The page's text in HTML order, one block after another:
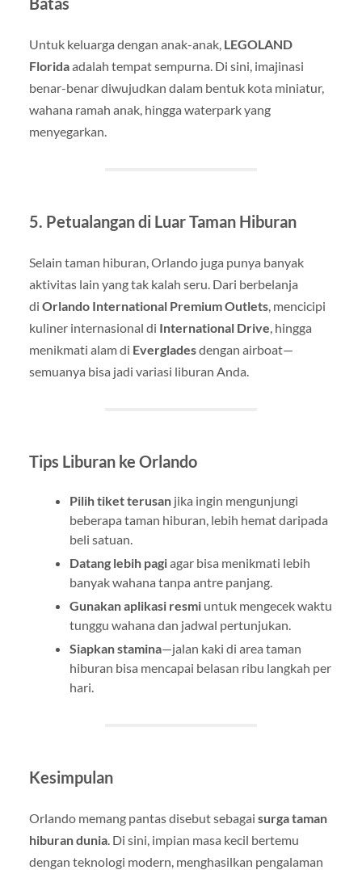
Untuk keluarga dengan anak-anak, LEGOLAND
Floridaadalah tempat sempurna. Di sini, imajinasi
benar-benar diwujudkan dalam bentuk kota miniatur,
wahana ramah anak, hingga waterpark yang
menyegarkan.
5. Petualangan di Luar Taman Hiburan
Selain taman hiburan, Orlando juga punya banyak
aktivitas lain yang tak kalah seru. Dari berbelanja
di Orlando International Premium Outlets, mencicipi
kuliner internasional di International Drive, hingga
menikmati alam di Evergladesdengan airboat—
semuanya bisa jadi variasi liburan Anda.
Tips Liburan ke Orlando
Pilih tiket terusanjika ingin mengunjungi
beberapa taman hiburan, lebih hemat daripada
beli satuan.
Datang lebih pagiagar bisa menikmati lebih
banyak wahana tanpa antre panjang.
Gunakan aplikasi resmiuntuk mengecek waktu
tunggu wahana dan jadwal pertunjukan.
Siapkan stamina—jalan kaki di area taman
hiburan bisa mencapai belasan ribu langkah per
hari.
Kesimpulan
Orlando memang pantas disebut sebagai surga taman
hiburan dunia. Di sini, impian masa kecil bertemu
dengan teknologi modern, menghasilkan pengalaman